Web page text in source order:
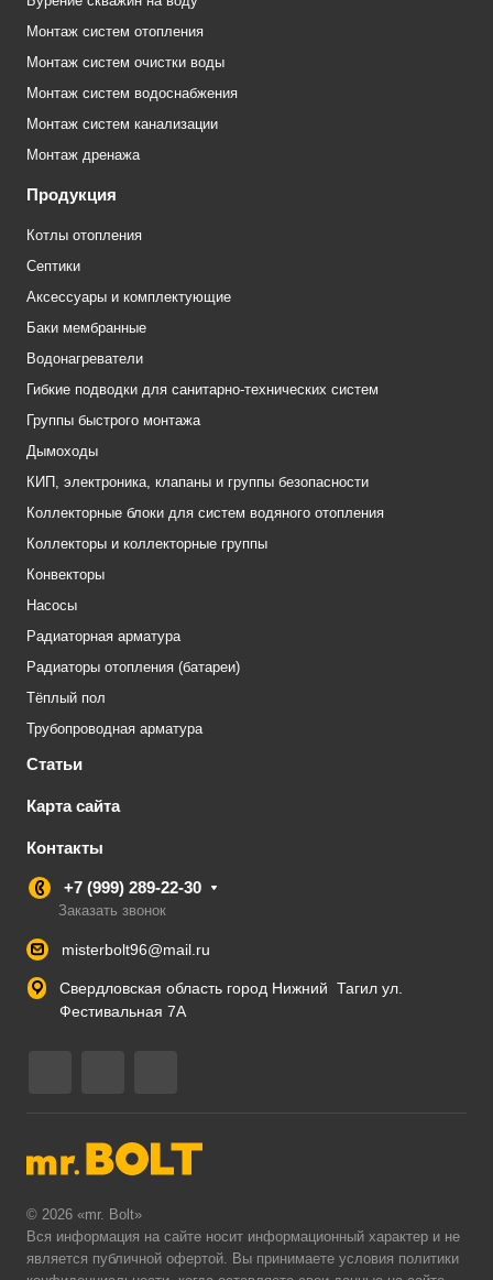
Монтаж систем отопления
Монтаж систем очистки воды
Монтаж систем водоснабжения
Монтаж систем канализации
Монтаж дренажа
Продукция
Котлы отопления
Септики
Аксессуары и комплектующие
Баки мембранные
Водонагреватели
Гибкие подводки для санитарно-технических систем
Группы быстрого монтажа
Дымоходы
КИП, электроника, клапаны и группы безопасности
Коллекторные блоки для систем водяного отопления
Коллекторы и коллекторные группы
Конвекторы
Насосы
Радиаторная арматура
Радиаторы отопления (батареи)
Тёплый пол
Трубопроводная арматура
Статьи
Карта сайта
Контакты
+7 (999) 289-22-30
Заказать звонок
misterbolt96@mail.ru
Свердловская область город Нижний Тагил ул.
Фестивальная 7А
© 2026 «mr. Bolt»
Вся информация на сайте носит информационный характер и не
является публичной офертой. Вы принимаете условия политики